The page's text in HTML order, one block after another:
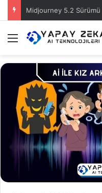
Midjourney 5.2 Sürümü
Menü